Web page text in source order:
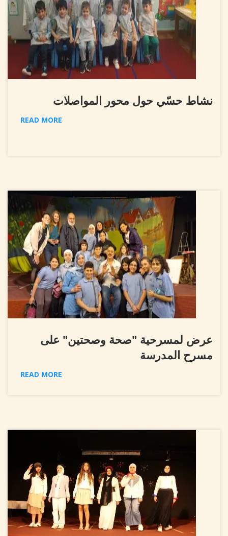
نشاط حسّي حول محور المواصلات
READ MORE
عرض لمسرحية "صحة وصحتين" على
مسرح المدرسة
READ MORE